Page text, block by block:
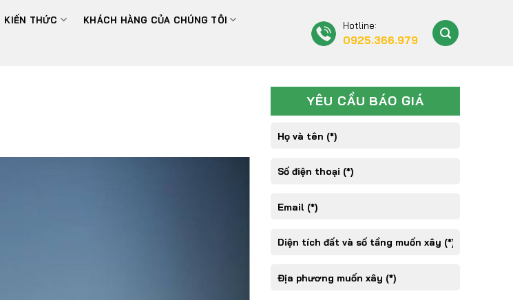
KIẾN THỨC KHÁCH HÀNG CỦA CHÚNG TÔI Hotline:
0925.366.979
YÊU CẦU BÁO GIÁ